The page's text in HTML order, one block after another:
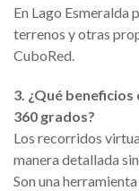
En Lago Esmeralda
terrenos y otras
CuboRed.
3. ¿Qué
360 grados?
Los recorridos
manera detallada
Son una